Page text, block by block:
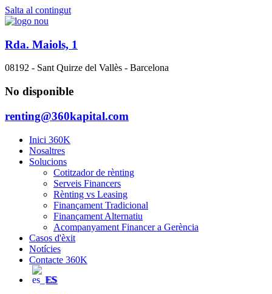
Salta al contingut
Rda. Maiols, 1
08192 - Sant Quirze del Vallès - Barcelona
No disponible
renting@360kapital.com
Inici 360K
Nosaltres
Solucions
Cotitzador de rènting
Serveis Financers
Rènting vs Leasing
Finançament Tradicional
Finançament Alternatiu
Acompanyament Financer a Gerència
Casos d'èxit
Notícies
Contacte 360K
ES